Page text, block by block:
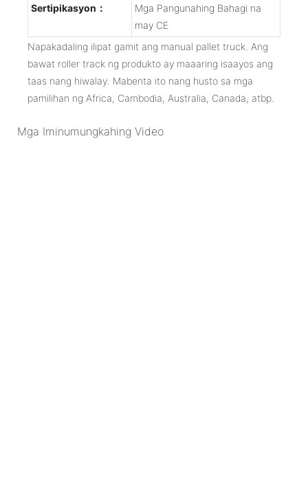
Sertipikasyon：
Mga Pangunahing Bahagi na
may CE
Napakadaling ilipat gamit ang manual pallet truck. Ang
bawat roller track ng produkto ay maaaring isaayos ang
taas nang hiwalay. Mabenta ito nang husto sa mga
pamilihan ng Africa, Cambodia, Australia, Canada, atbp.
Mga Iminumungkahing Video